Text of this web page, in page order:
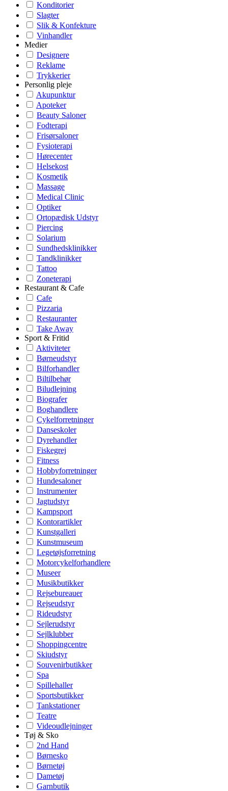
Konditorier
Slagter
Slik & Konfekture
Vinhandler
Medier
Designere
Reklame
Trykkerier
Personlig pleje
Akupunktur
Apoteker
Beauty Saloner
Fodterapi
Frisørsaloner
Fysioterapi
Hørecenter
Helsekost
Kosmetik
Massage
Medical Clinic
Optiker
Ortopædisk Udstyr
Piercing
Solarium
Sundhedsklinikker
Tandklinikker
Tattoo
Zoneterapi
Restaurant & Cafe
Cafe
Pizzaria
Restauranter
Take Away
Sport & Fritid
Aktiviteter
Børneudstyr
Bilforhandler
Biltilbehør
Biludlejning
Biografer
Boghandlere
Cykelforretninger
Danseskoler
Dyrehandler
Fiskegrej
Fitness
Hobbyforretninger
Hundesaloner
Instrumenter
Jagtudstyr
Kampsport
Kontorartikler
Kunstgalleri
Kunstmuseum
Legetøjsforretning
Motorcykelforhandlere
Museer
Musikbutikker
Rejsebureauer
Rejseudstyr
Rideudstyr
Sejlerudstyr
Sejlklubber
Shoppingcentre
Skiudstyr
Souvenirbutikker
Spa
Spillehaller
Sportsbutikker
Tankstationer
Teatre
Videoudlejninger
Tøj & Sko
2nd Hand
Børnesko
Børnetøj
Dametøj
Garnbutik